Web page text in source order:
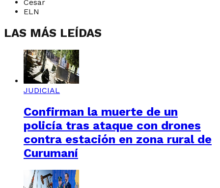
Cesar
ELN
LAS MÁS LEÍDAS
JUDICIAL
Confirman la muerte de un
policía tras ataque con drones
contra estación en zona rural de
Curumaní